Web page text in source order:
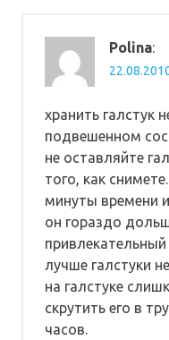
Polina:
хранить галстук
подвешенном
не оставляйте
того, как
минуты времени
он гораздо
лучше галстуки
на галстуке
скрутить его в
часов.